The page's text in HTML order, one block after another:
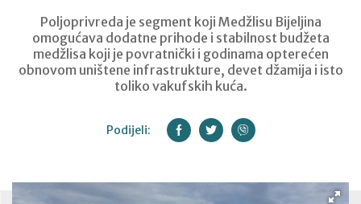
Poljoprivreda je segment koji Medžlisu Bijeljina
omogućava dodatne prihode i stabilnost budžeta
medžlisa koji je povratnički i godinama opterećen
obnovom uništene infrastrukture, devet džamija i isto
toliko vakufskih kuća.
Podijeli: